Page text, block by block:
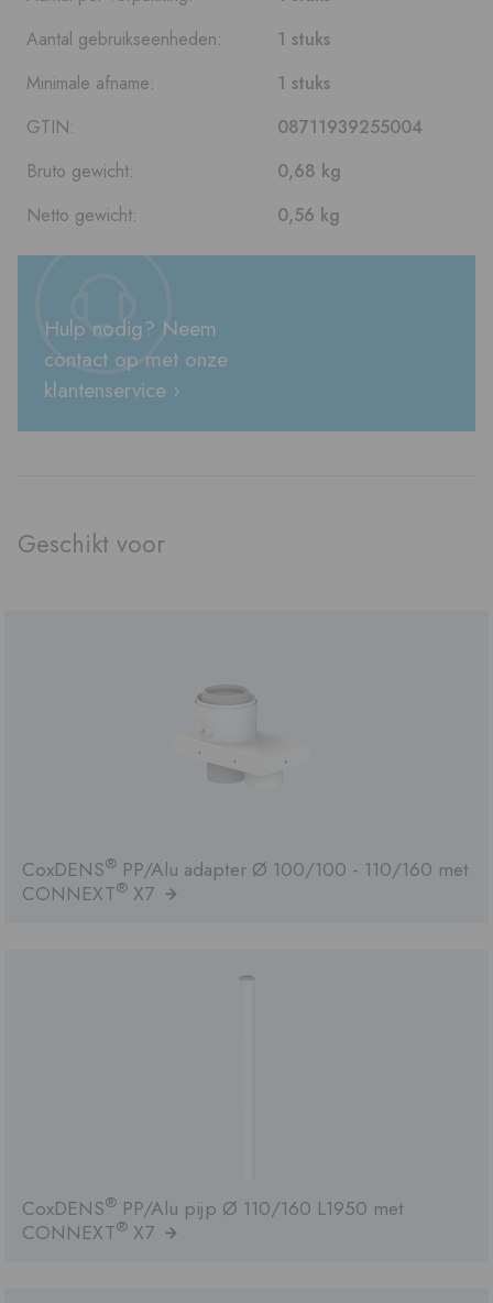
Aantal gebruikseenheden:
1 stuks
Minimale afname:
1 stuks
GTIN:
08711939255004
Bruto gewicht:
0,68 kg
Netto gewicht:
0,56 kg
Hulp nodig? Neem
contact op met onze
klantenservice ›
Geschikt voor
CoxDENS® PP/Alu adapter Ø 100/100 - 110/160 met
CONNEXT® X7
CoxDENS® PP/Alu pijp Ø 110/160 L1950 met
CONNEXT® X7